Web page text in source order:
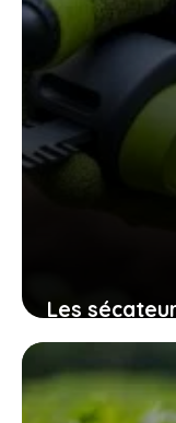
Les
32mm qui
des
excessive